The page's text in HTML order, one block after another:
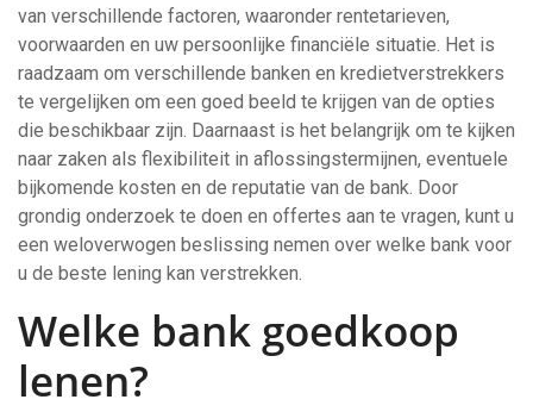
van verschillende factoren, waaronder rentetarieven,
voorwaarden en uw persoonlijke financiële situatie. Het is
raadzaam om verschillende banken en kredietverstrekkers
te vergelijken om een goed beeld te krijgen van de opties
die beschikbaar zijn. Daarnaast is het belangrijk om te kijken
naar zaken als flexibiliteit in aflossingstermijnen, eventuele
bijkomende kosten en de reputatie van de bank. Door
grondig onderzoek te doen en offertes aan te vragen, kunt u
een weloverwogen beslissing nemen over welke bank voor
u de beste lening kan verstrekken.
Welke bank goedkoop
lenen?